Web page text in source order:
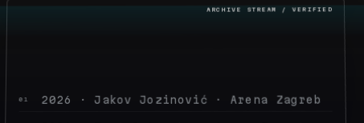
2026 · Sergej Ćetković · Arena Zagreb